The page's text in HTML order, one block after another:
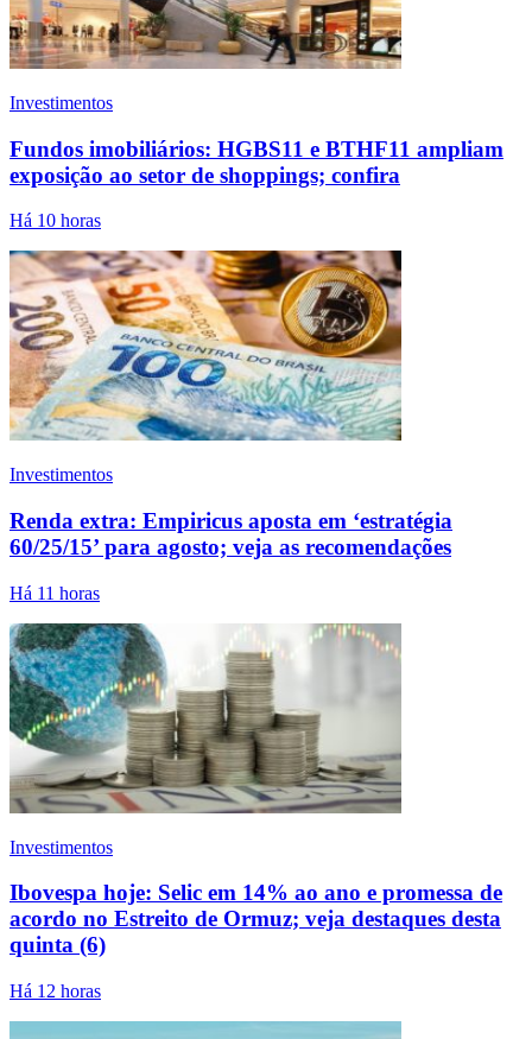
Investimentos
Fundos imobiliários: HGBS11 e BTHF11 ampliam
exposição ao setor de shoppings; confira
Há 10 horas
Investimentos
Renda extra: Empiricus aposta em ‘estratégia
60/25/15’ para agosto; veja as recomendações
Há 11 horas
Investimentos
Ibovespa hoje: Selic em 14% ao ano e promessa de
acordo no Estreito de Ormuz; veja destaques desta
quinta (6)
Há 12 horas